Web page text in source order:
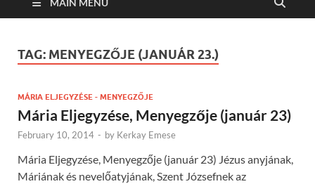
MAIN MENU
TAG: MENYEGZŐJE (JANUÁR 23.)
MÁRIA ELJEGYZÉSE - MENYEGZŐJE
Mária Eljegyzése, Menyegzője (január 23)
February 10, 2014 - by Kerkay Emese
Mária Eljegyzése, Menyegzője (január 23) Jézus anyjának,
Máriának és nevelőatyjának, Szent Józsefnek az